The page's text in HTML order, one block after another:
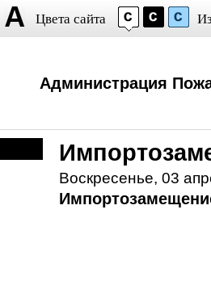
Цвета сайта
Администрация
Воскресенье, 03